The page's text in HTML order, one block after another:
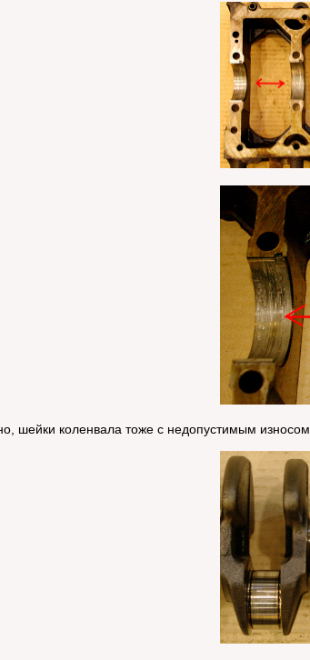
шейки коленвала тоже с недопустимым износом.